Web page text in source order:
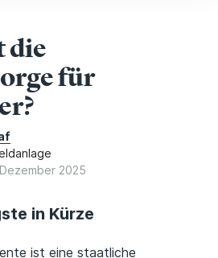
die
für
2025
in Kürze
ist eine staatliche